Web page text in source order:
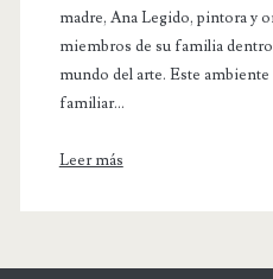
madre, Ana Legido, pintora y
miembros de su familia
mundo del arte. Este ambiente
familiar...
Leer más